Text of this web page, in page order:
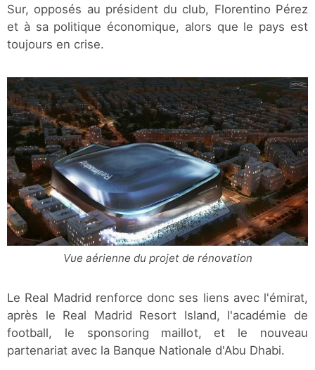
Sur, opposés au président du club, Florentino Pérez
et à sa politique économique, alors que le pays est
toujours en crise.
Vue aérienne du projet de rénovation
Le Real Madrid renforce donc ses liens avec l'émirat,
après le Real Madrid Resort Island, l'académie de
football, le sponsoring maillot, et le nouveau
partenariat avec la Banque Nationale d'Abu Dhabi.